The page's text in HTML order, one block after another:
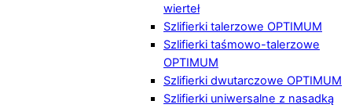
wierteł
Szlifierki talerzowe OPTIMUM
Szlifierki taśmowo-talerzowe
OPTIMUM
Szlifierki dwutarczowe OPTIMUM
Szlifierki uniwersalne z nasadką